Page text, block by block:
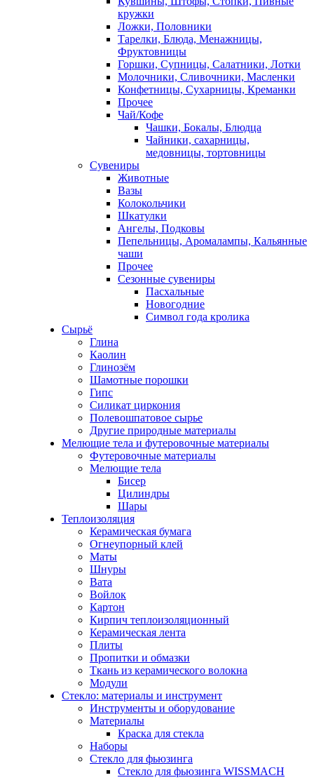
кружки
Ложки, Половники
Тарелки, Блюда, Менажницы,
Фруктовницы
Горшки, Супницы, Салатники, Лотки
Молочники, Сливочники, Масленки
Конфетницы, Сухарницы, Креманки
Прочее
Чай/Кофе
Чашки, Бокалы, Блюдца
Чайники, сахарницы,
медовницы, тортовницы
Сувениры
Животные
Вазы
Колокольчики
Шкатулки
Ангелы, Подковы
Пепельницы, Аромалампы, Кальянные
чаши
Прочее
Сезонные сувениры
Пасхальные
Новогодние
Символ года кролика
Сырьё
Глина
Каолин
Глинозём
Шамотные порошки
Гипс
Силикат циркония
Полевошпатовое сырье
Другие природные материалы
Мелющие тела и футеровочные материалы
Футеровочные материалы
Мелющие тела
Бисер
Цилиндры
Шары
Теплоизоляция
Керамическая бумага
Огнеупорный клей
Маты
Шнуры
Вата
Войлок
Картон
Кирпич теплоизоляционный
Керамическая лента
Плиты
Пропитки и обмазки
Ткань из керамического волокна
Модули
Стекло: материалы и инструмент
Инструменты и оборудование
Материалы
Краска для стекла
Наборы
Стекло для фьюзинга
Стекло для фьюзинга WISSMACH